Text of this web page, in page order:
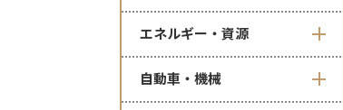
エネルギー・資源
自動車・機械